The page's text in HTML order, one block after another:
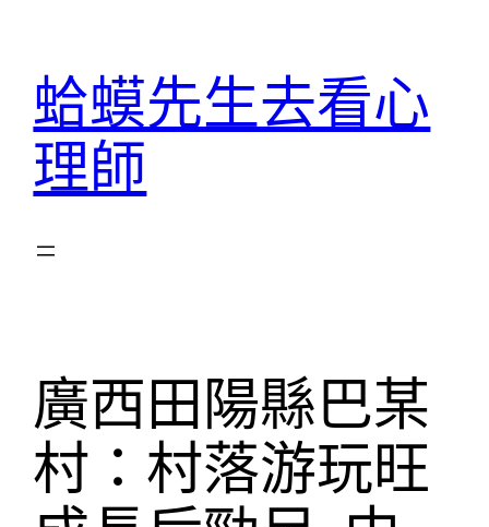
蛤蟆先生去看心
理師
廣西田陽縣巴某
村：村落游玩旺